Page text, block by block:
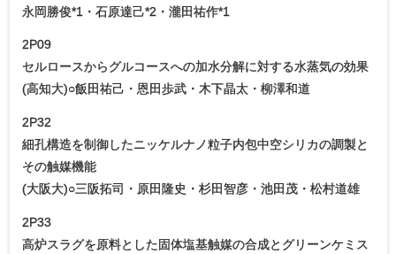
永岡勝俊*1・石原達己*2・瀧田祐作*1
2P09
セルロースからグルコースへの加水分解に対する水蒸気の効果
(高知大)○飯田祐己・恩田歩武・木下晶太・柳澤和道
2P32
細孔構造を制御したニッケルナノ粒子内包中空シリカの調製と
その触媒機能
(大阪大)○三阪拓司・原田隆史・杉田智彦・池田茂・松村道雄
2P33
高炉スラグを原料とした固体塩基触媒の合成とグリーンケミス